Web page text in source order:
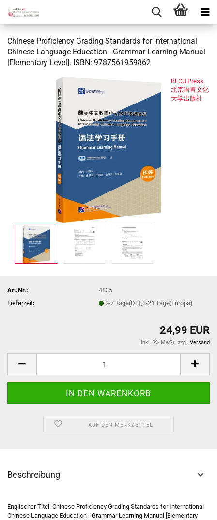
Chinese Proficiency Grading Standards for International
Chinese Language Education - Grammar Learning Manual
[Elementary Level]. ISBN: 9787561959862
BLCU Press
北京语言文化
大学出版社
Art.Nr.:
4835
Lieferzeit: 2-7 Tage(DE),3-21 Tage(Europa)
24,99 EUR
inkl. 7% MwSt. zzgl. Versand
AUF DEN MERKZETTEL
Beschreibung
Englischer Titel: Chinese Proficiency Grading Standards for International
Chinese Language Education - Grammar Learning Manual [Elementary